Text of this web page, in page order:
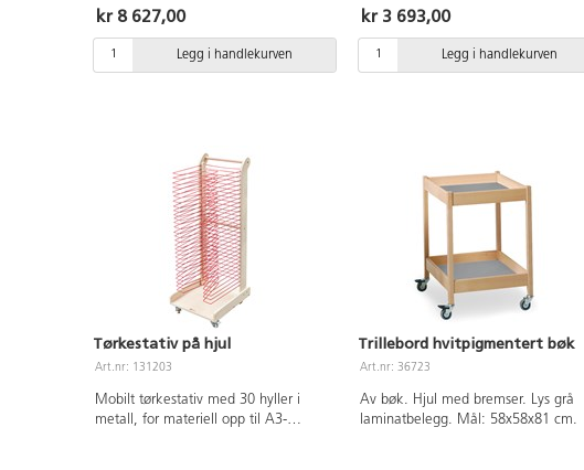
kr 8 627,00
Legg i handlekurven
20 kg. Maks belastning 100 kg. 2
låsbare hjul.
kr 3 693,00
Legg i handlekurven
Tørkestativ på hjul
Art.nr: 131203
Mobilt tørkestativ med 30 hyller i
metall, for materiell opp til A3-
Trillebord hvitpigmentert bøk
Art.nr: 36723
Av bøk. Hjul med bremser. Lys grå
laminatbelegg. Mål: 58x58x81 cm.